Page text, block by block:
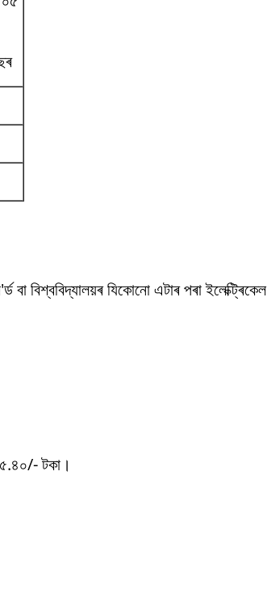
বা বিশ্ববিদ্যালয়ৰ যিকোনো এটাৰ পৰা ইলেক্ট্ৰিকেল
টকা।